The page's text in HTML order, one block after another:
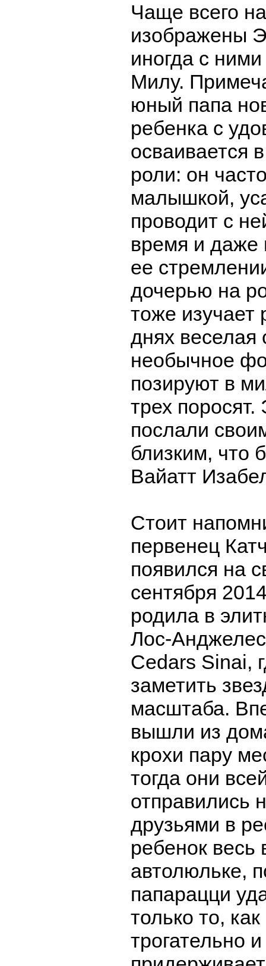
Чаще всего
изображены
иногда с
Милу.
юный папа
ребенка с
осваивается
роли: он
малышкой,
проводит с
время и даже
ее
дочерью на
тоже изучает
днях веселая
необычное
позируют в
трех
послали
близким, что
Вайатт
Стоит
первенец
появился на
сентября
родила в
Лос-
Cedars Sinai,
заметить
масштаба.
вышли из
крохи пару
тогда они
отправились
друзьями в
ребенок весь
автолюльке,
папарацци
только то,
трогательно